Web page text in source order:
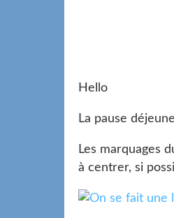
Hello
La pause
Les marquages
à centrer, si